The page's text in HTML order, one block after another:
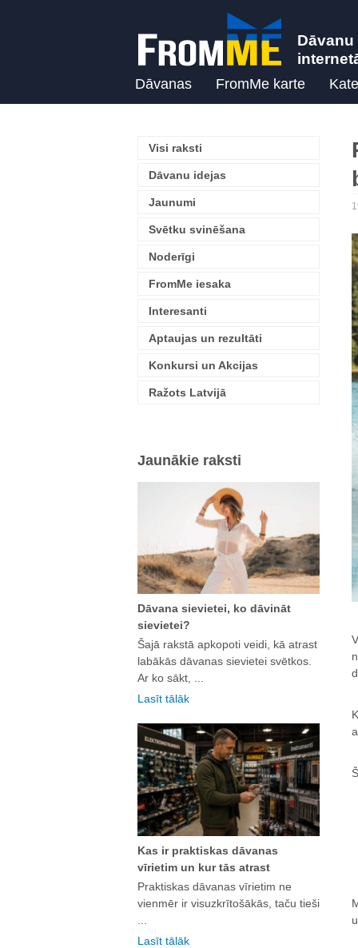
Dāvanas FromMe karte
Visi raksti
Dāvanu idejas
Jaunumi
Svētku svinēšana
Noderīgi
FromMe iesaka
Interesanti
Aptaujas un rezultāti
Konkursi un Akcijas
Ražots Latvijā
Jaunākie raksti
Dāvana sievietei, ko dāvināt
sievietei?
Šajā rakstā apkopoti veidi, kā atrast
labākās dāvanas sievietei svētkos.
Ar ko sākt, ...
Lasīt tālāk
Kas ir praktiskas dāvanas
vīrietim un kur tās atrast
Praktiskas dāvanas vīrietim ne
vienmēr ir visuzkrītošākās, taču tieši
Lasīt tālāk